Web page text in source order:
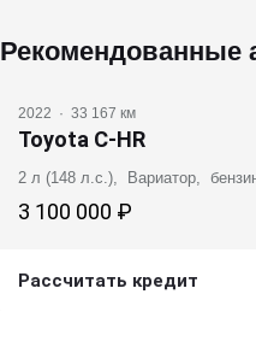
Рекомендованные
2022 · 33 167 км
Toyota C-HR
2 л (148 л.с.), Вариатор,
3 100 000 ₽
Рассчитать кредит